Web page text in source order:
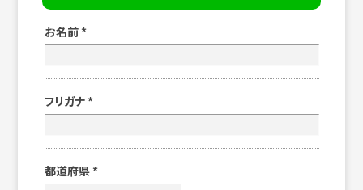
お名前 *
フリガナ *
都道府県 *